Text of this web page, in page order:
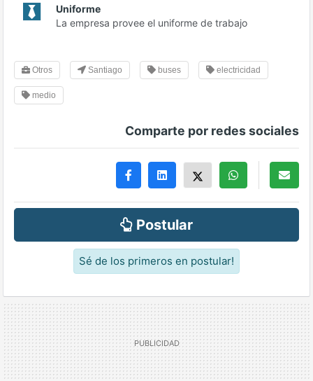
Uniforme
La empresa provee el uniforme de trabajo
Otros Santiago buses electricidad
medio
Comparte por redes sociales
Postular
Sé de los primeros en postular!